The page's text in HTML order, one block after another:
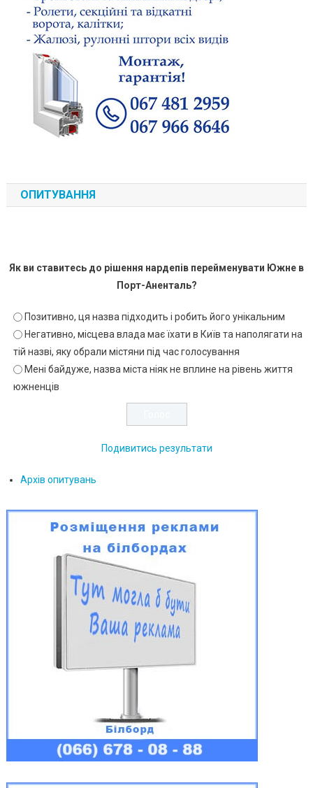
ОПИТУВАННЯ
Як ви ставитесь до рішення нардепів перейменувати Южне в
Порт-Аненталь?
Позитивно, ця назва підходить і робить його унікальним
Негативно, місцева влада має їхати в Київ та наполягати на
тій назві, яку обрали містяни під час голосування
Мені байдуже, назва міста ніяк не вплине на рівень життя
южненців
Подивитись результати
Архів опитувань